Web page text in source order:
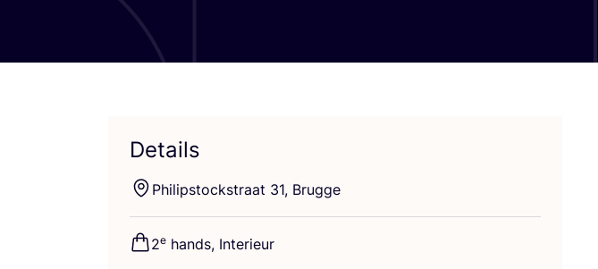
Details
Phi­lipstock­straat 31, Brugge
2e hands, Interieur